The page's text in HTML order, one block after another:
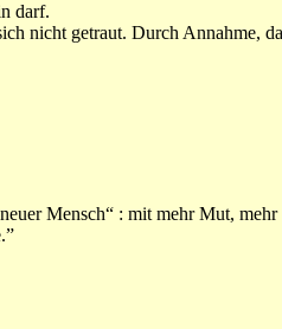
darf.
nicht getraut. Durch Annahme,
Mensch“ : mit mehr Mut,